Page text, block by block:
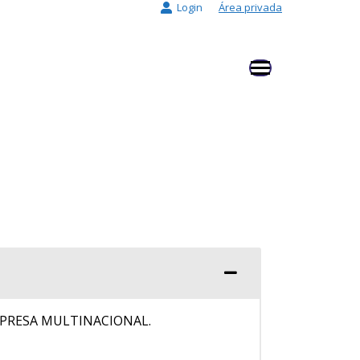
Login Área privada
MULTINACIONAL.